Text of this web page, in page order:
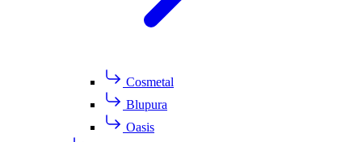
Cosmetal
Blupura
Oasis